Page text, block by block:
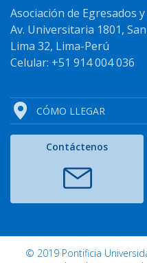
Asociación de Egresados
Av. Universitaria 1801,
Lima 32, Lima-Perú
Celular: +51 914 004 036
CÓMO LLEGAR
Contáctenos
© 2019 Pontificia